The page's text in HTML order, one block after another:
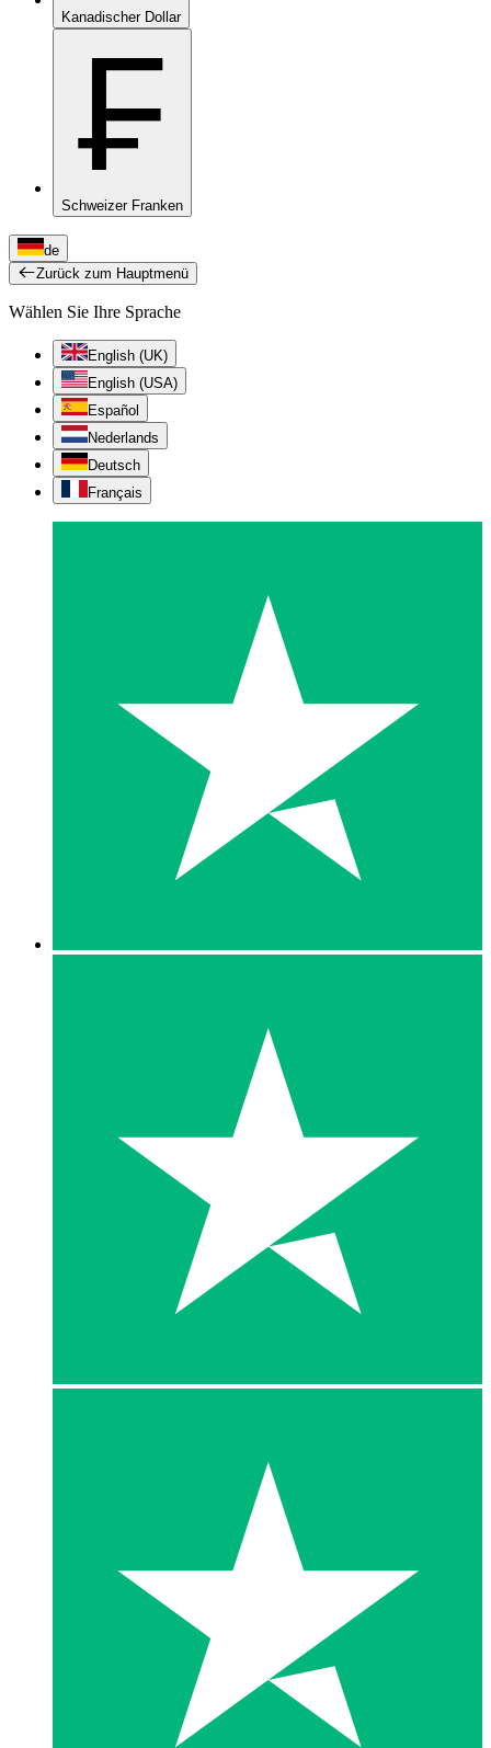
Kanadischer Dollar
₣
Schweizer Franken
de
Zurück zum Hauptmenü
Wählen Sie Ihre Sprache
English (UK)
English (USA)
Español
Nederlands
Deutsch
Français